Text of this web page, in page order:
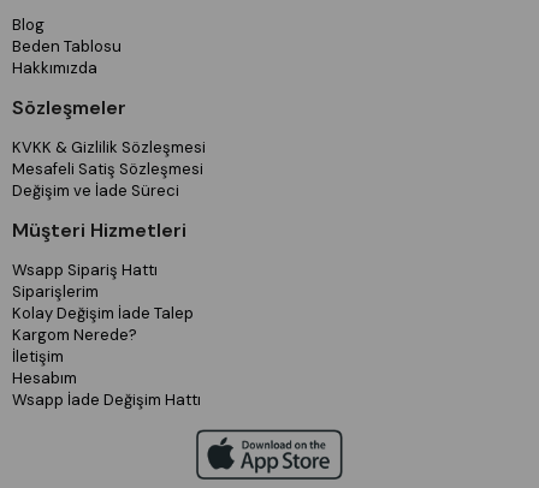
Blog
Beden Tablosu
Hakkımızda
Sözleşmeler
KVKK & Gizlilik Sözleşmesi
Mesafeli Satiş Sözleşmesi
Değişim ve İade Süreci
Müşteri Hizmetleri
Wsapp Sipariş Hattı
Siparişlerim
Kolay Değişim İade Talep
Kargom Nerede?
İletişim
Hesabım
Wsapp İade Değişim Hattı